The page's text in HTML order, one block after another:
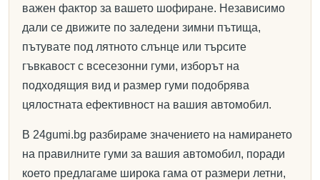
важен фактор за вашето шофиране. Независимо
дали се движите по заледени зимни пътища,
пътувате под лятното слънце или търсите
гъвкавост с всесезонни гуми, изборът на
подходящия вид и размер гуми подобрява
цялостната ефективност на вашия автомобил.
В 24gumi.bg разбираме значението на намирането
на правилните гуми за вашия автомобил, поради
което предлагаме широка гама от размери летни,